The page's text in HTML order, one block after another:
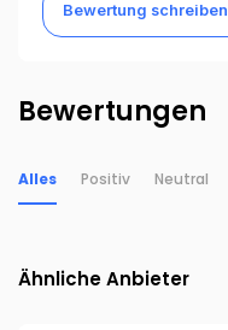
Bewertung schreiben
Bewertungen
Alles Positiv Neutral
Ähnliche Anbieter